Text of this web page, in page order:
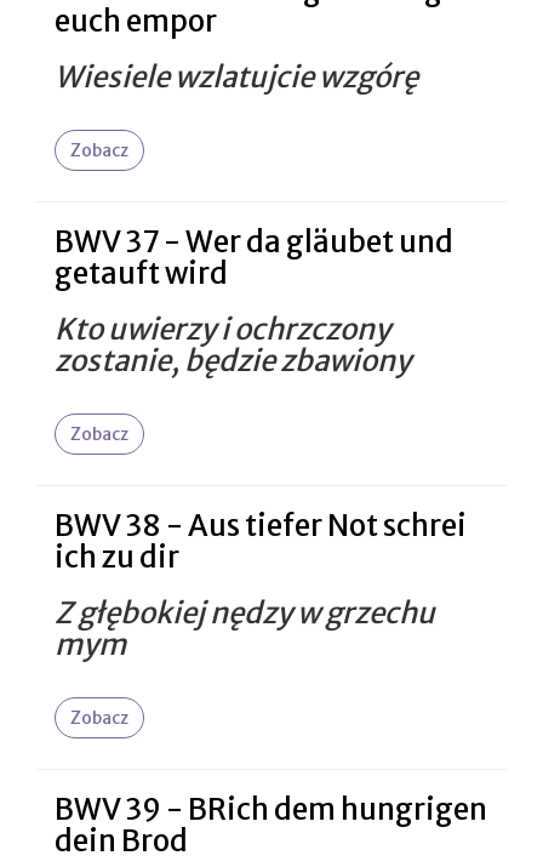
euch empor
Wiesiele wzlatujcie wzgórę
Zobacz
BWV 37 - Wer da gläubet und
getauft wird
Kto uwierzy i ochrzczony
zostanie, będzie zbawiony
Zobacz
BWV 38 - Aus tiefer Not schrei
ich zu dir
Z głębokiej nędzy w grzechu
mym
Zobacz
BWV 39 - BRich dem hungrigen
dein Brod